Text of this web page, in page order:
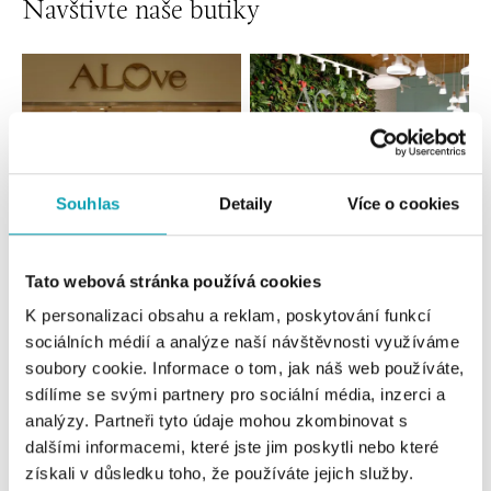
Souhlas Detaily Více o cookies
Tato webová stránka používá cookies
K personalizaci obsahu a reklam, poskytování funkcí
sociálních médií a analýze naší návštěvnosti využíváme
soubory cookie. Informace o tom, jak náš web používáte,
sdílíme se svými partnery pro sociální média, inzerci a
analýzy. Partneři tyto údaje mohou zkombinovat s
dalšími informacemi, které jste jim poskytli nebo které
získali v důsledku toho, že používáte jejich služby.
Navštivte naše butiky
Všechny Česko Slovensko
ALOve OC Nový Smíchov, Praha 5
Plzeňská 8, 150 00 Praha 5 - Anděl
tel.: +420736509250
dnes otevřeno od 09:00
ALOve OC Olympia, Brno